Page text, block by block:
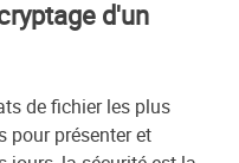
d'un
de fichier les plus
pour présenter et